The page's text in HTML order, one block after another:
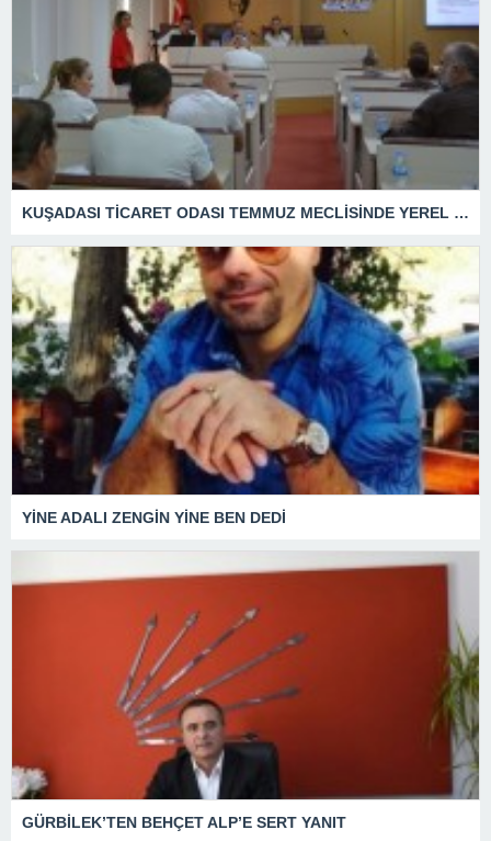
KUŞADASI TİCARET ODASI TEMMUZ MECLİSİNDE YEREL İŞLETMELERE ANLAMLI DESTEK
YİNE ADALI ZENGİN YİNE BEN DEDİ
GÜRBİLEK’TEN BEHÇET ALP’E SERT YANIT